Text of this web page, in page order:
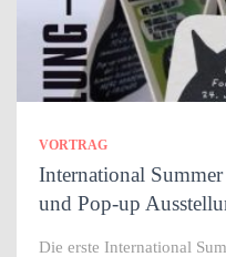
VORTRAG
International
und Pop-up
Die erste International